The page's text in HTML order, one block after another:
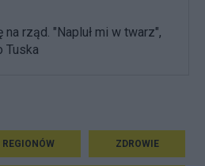
rząd. "Napluł mi w twarz",
Tuska
REGIONÓW ZDROWIE